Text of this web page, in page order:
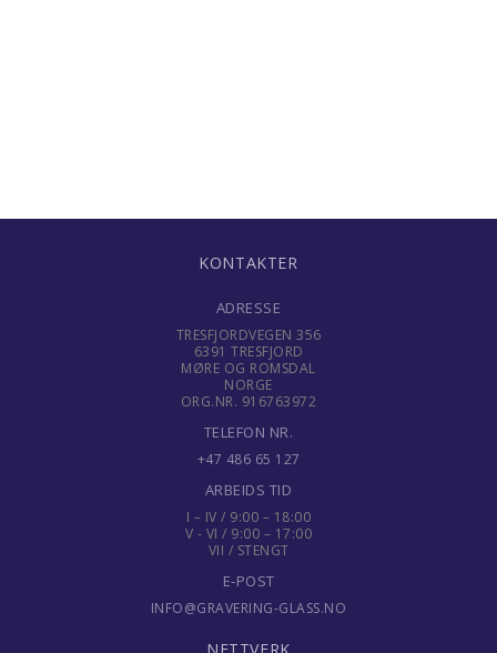
KONTAKTER
ADRESSE
TRESFJORDVEGEN 356
6391 TRESFJORD
MØRE OG ROMSDAL
NORGE
ORG.NR. 916763972
TELEFON NR.
+47 486 65 127
ARBEIDS TID
I – IV / 9:00 – 18:00
V - VI / 9:00 – 17:00
VII / STENGT
E-POST
INFO@GRAVERING-GLASS.NO